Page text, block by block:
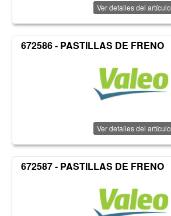
Ver detalles del artículo
672586 - PASTILLAS DE FRENO
Ver detalles del artículo
672587 - PASTILLAS DE FRENO